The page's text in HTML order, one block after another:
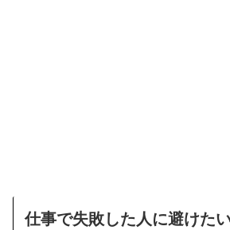
仕事で失敗した人に避けた